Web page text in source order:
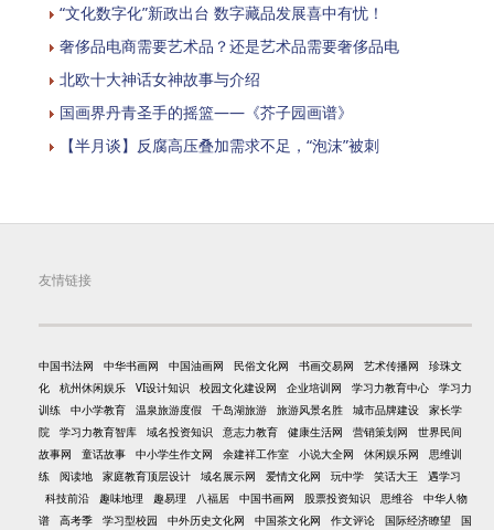
“文化数字化”新政出台 数字藏品发展喜中有忧！
奢侈品电商需要艺术品？还是艺术品需要奢侈品电
北欧十大神话女神故事与介绍
国画界丹青圣手的摇篮——《芥子园画谱》
【半月谈】反腐高压叠加需求不足，“泡沫”被刺
友情链接
中国书法网 中华书画网 中国油画网 民俗文化网 书画交易网 艺术传播网
珍珠文
化
杭州休闲娱乐 VI设计知识 校园文化建设网 企业培训网 学习力教育中心
学习力
训练
中小学教育 温泉旅游度假 千岛湖旅游 旅游风景名胜 城市品牌建设
家长学
院
学习力教育智库 域名投资知识 意志力教育 健康生活网 营销策划网
世界民间
故事网
童话故事 中小学生作文网 余建祥工作室 小说大全网 休闲娱乐网
思维训
练
阅读地 家庭教育顶层设计 域名展示网 爱情文化网 玩中学 笑话大王
遇学习
科技前沿
趣味地理 趣易理 八福居 中国书画网 股票投资知识 思维谷
中华人物
谱
高考季 学习型校园 中外历史文化网 中国茶文化网 作文评论 国际经济瞭望 国